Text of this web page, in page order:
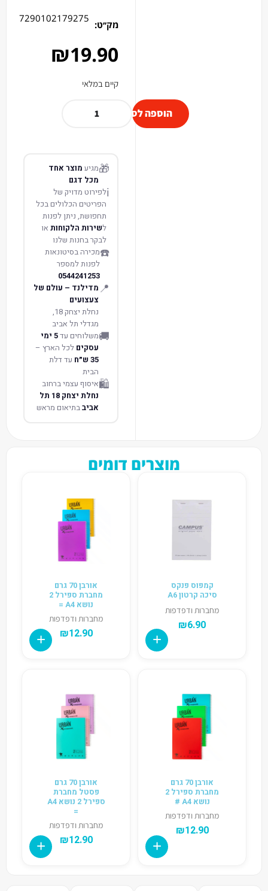
מק׳׳ט:
7290102179275
₪19.90
קיים במלאי
הוספה לסל
🎁מגיע מוצר אחד
מכל דגם
ℹ️לפירוט מדויק של
הפריטים הכלולים בכל
תחפושת, ניתן לפנות
לשירות הלקוחות או
לבקר בחנות שלנו
☎️מכירה בסיטונאות
לפנות למספר
0544241253
📍 מדילנד – עולם של
צעצועים
נחלת יצחק 18,
מגדלי תל אביב
🚚משלוחים עד 5 ימי
עסקים לכל הארץ –
35 ש״ח
עד דלת
הבית
🛍️איסוף עצמי ברחוב
נחלת יצחק 18 תל
אביבבתיאום מראש
מוצרים דומים
קמפוס פנקס
סיכה קרטון A6
מחברות ודפדפות
₪6.90
אורבן 70 גרם
מחברת ספירל 2
נושא A4 =
מחברות ודפדפות
₪12.90
אורבן 70 גרם
מחברת ספירל 2
נושא A4 #
מחברות ודפדפות
₪12.90
אורבן 70 גרם
פסטל מחברת
ספירל 2 נושא A4
=
מחברות ודפדפות
₪12.90